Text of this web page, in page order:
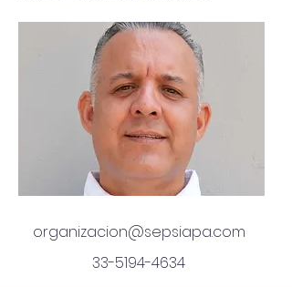
organizacion@sepsiapa.com
33-5194-4634